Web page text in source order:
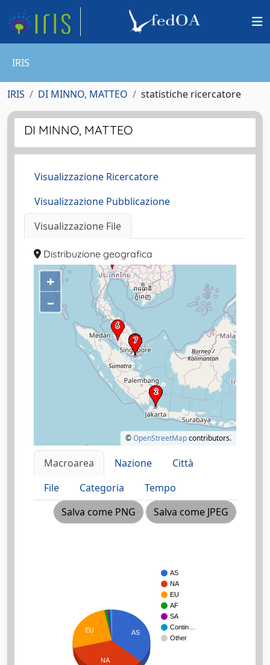
IRIS
IRIS DI MINNO, MATTEO statistiche ricercatore
DI MINNO, MATTEO
Visualizzazione Ricercatore
Visualizzazione Pubblicazione
Visualizzazione File
Distribuzione geografica
+
–
©OpenStreetMapcontributors.
Macroarea Nazione
Città
File
Categoria
Tempo
Salva come PNG
Salva come JPEG
AS
NA
EU
AF
SA
Contin…
Other
AS
EU
NA